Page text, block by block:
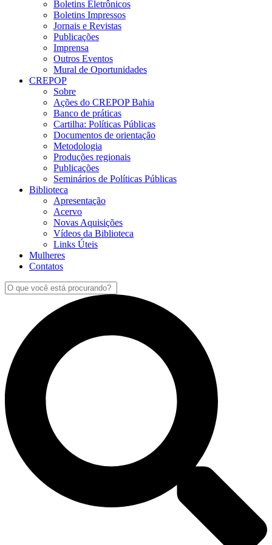
Boletins Eletrônicos
Boletins Impressos
Jornais e Revistas
Publicações
Imprensa
Outros Eventos
Mural de Oportunidades
CREPOP
Sobre
Ações do CREPOP Bahia
Banco de práticas
Cartilha: Políticas Públicas
Documentos de orientação
Metodologia
Produções regionais
Publicações
Seminários de Políticas Públicas
Biblioteca
Apresentação
Acervo
Novas Aquisições
Vídeos da Biblioteca
Links Úteis
Mulheres
Contatos